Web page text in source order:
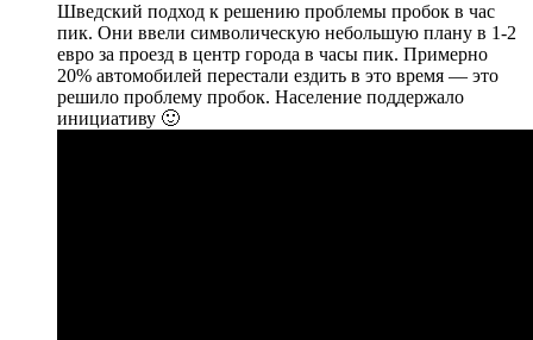
Шведский подход к решению проблемы пробок в час
пик. Они ввели символическую небольшую плану в 1-2
евро за проезд в центр города в часы пик. Примерно
20% автомобилей перестали ездить в это время — это
решило проблему пробок. Население поддержало
инициативу 🙂